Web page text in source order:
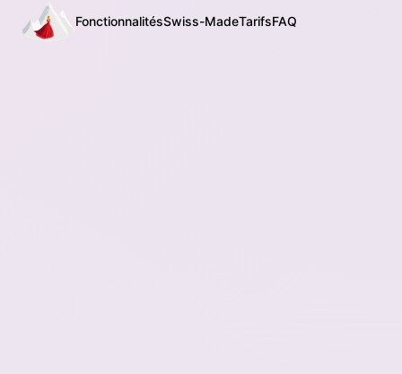
FonctionnalitésSwiss-MadeTarifsFAQ